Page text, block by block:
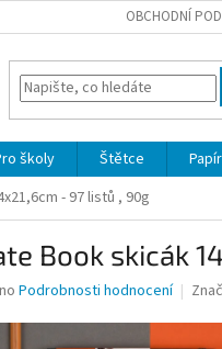
OBCHODNÍ
školy Štětce Papír
- 97 listů , 90g
Book skicák
Podrobnosti hodnocení